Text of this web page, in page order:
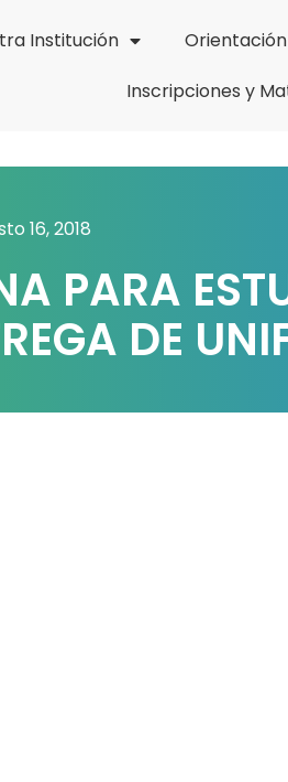
Institución
Inscripciones y
16, 2018
PARA
DE